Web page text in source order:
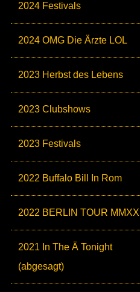
2024 Festivals
2024 OMG Die Ärzte LOL
2023 Herbst des Lebens
2023 Clubshows
2023 Festivals
2022 Buffalo Bill In Rom
2022 BERLIN TOUR MMXXII
2021 In The Ä Tonight
(abgesagt)